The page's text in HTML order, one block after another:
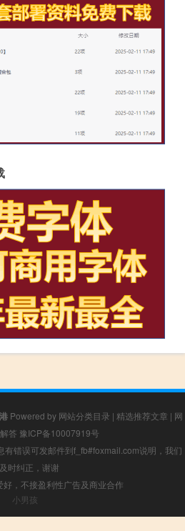
Powered by 网站分类目录 | 精选推荐文章 | 网
答 豫ICP备10007919号
有错误可发邮件到f_fb#foxmail.com说明，我们
时纠正，谢谢
，不接盈利性广告及商业合作
小男孩